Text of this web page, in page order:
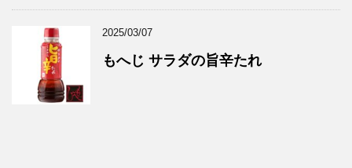
2025/03/07
もへじ サラダの旨辛たれ